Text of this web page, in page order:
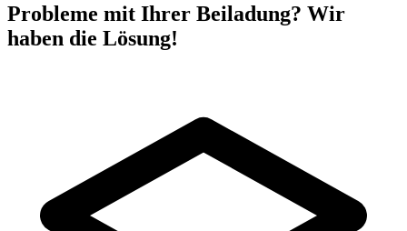
Probleme mit Ihrer Beiladung? Wir
haben die Lösung!